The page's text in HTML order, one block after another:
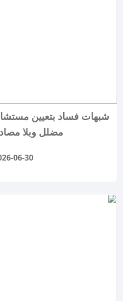
شبهات فساد بتعيين
مضلل وبلا
06-30